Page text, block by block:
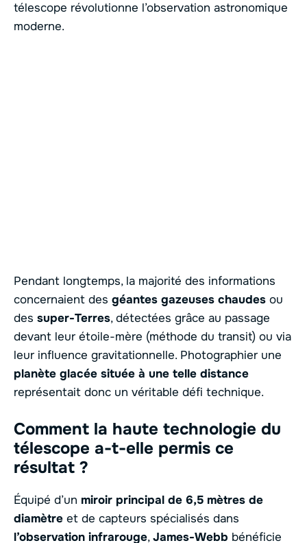
télescope révolutionne l’observation astronomique
moderne.
Pendant longtemps, la majorité des informations
concernaient des géantes gazeuses chaudes ou
des super-Terres, détectées grâce au passage
devant leur étoile-mère (méthode du transit) ou via
leur influence gravitationnelle. Photographier une
planète glacée située à une telle distance
représentait donc un véritable défi technique.
Comment la haute technologie du
télescope a-t-elle permis ce
résultat ?
Équipé d’un miroir principal de 6,5 mètres de
diamètre et de capteurs spécialisés dans
l’observation infrarouge,James-Webb bénéficie